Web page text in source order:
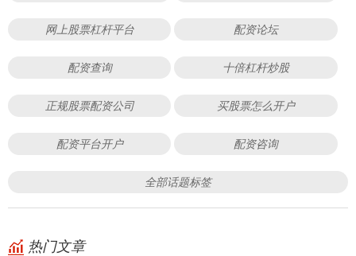
网上股票杠杆平台 配资论坛
配资查询 十倍杠杆炒股
正规股票配资公司 买股票怎么开户
配资平台开户 配资咨询
全部话题标签
热门文章